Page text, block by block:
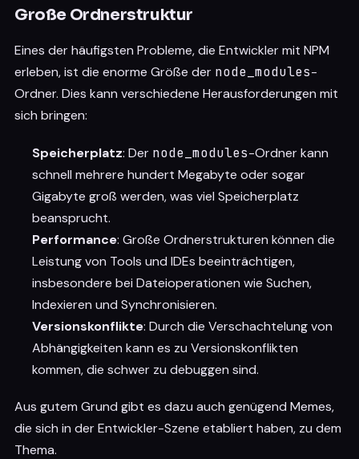
Große Ordnerstruktur
Eines der häufigsten Probleme, die Entwickler mit NPM
erleben, ist die enorme Größe der node_modules-
Ordner. Dies kann verschiedene Herausforderungen mit
sich bringen:
Speicherplatz: Der node_modules-Ordner kann
schnell mehrere hundert Megabyte oder sogar
Gigabyte groß werden, was viel Speicherplatz
beansprucht.
Performance: Große Ordnerstrukturen können die
Leistung von Tools und IDEs beeinträchtigen,
insbesondere bei Dateioperationen wie Suchen,
Indexieren und Synchronisieren.
Versionskonflikte: Durch die Verschachtelung von
Abhängigkeiten kann es zu Versionskonflikten
kommen, die schwer zu debuggen sind.
Aus gutem Grund gibt es dazu auch genügend Memes,
die sich in der Entwickler-Szene etabliert haben, zu dem
Thema.